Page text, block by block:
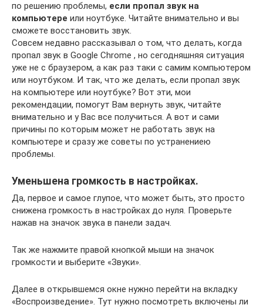
по решению проблемы, если пропал звук на
компьютере или ноутбуке. Читайте внимательно и вы
сможете восстановить звук.
Совсем недавно рассказывал о том, что делать, когда
пропал звук в Google Chrome , но сегодняшняя ситуация
уже не с браузером, а как раз таки с самим компьютером
или ноутбуком. И так, что же делать, если пропал звук
на компьютере или ноутбуке? Вот эти, мои
рекомендации, помогут Вам вернуть звук, читайте
внимательно и у Вас все получиться. А вот и сами
причины по которым может не работать звук на
компьютере и сразу же советы по устранениею
проблемы.
Уменьшена громкость в настройках.
Да, первое и самое глупое, что может быть, это просто
снижена громкость в настройках до нуля. Проверьте
нажав на значок звука в панели задач.
Так же нажмите правой кнопкой мыши на значок
громкости и выберите «Звуки».
Далее в открывшемся окне нужно перейти на вкладку
«Воспроизведение». Тут нужно посмотреть включены ли